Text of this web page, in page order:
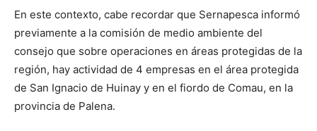
En este contexto, cabe recordar que Sernapesca informó
previamente a la comisión de medio ambiente del
consejo que sobre operaciones en áreas protegidas de la
región, hay actividad de 4 empresas en el área protegida
de San Ignacio de Huinay y en el fiordo de Comau, en la
provincia de Palena.